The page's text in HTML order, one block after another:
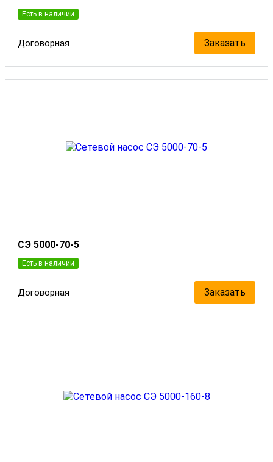
Есть в наличии
Договорная Заказать
СЭ 5000-70-5
Есть в наличии
Договорная Заказать